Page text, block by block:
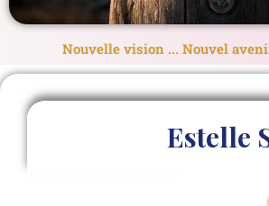
Nouvelle vision ... Nouvel
Estelle